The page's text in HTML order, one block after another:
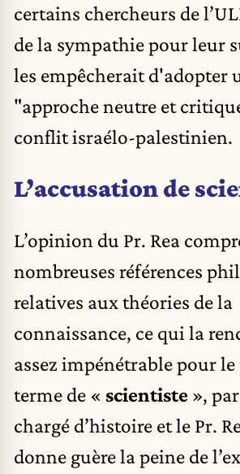
certains chercheurs de
de la sympathie pour leur
les empêcherait d'adopter
"approche neutre et
conflit israélo-palestinien.
L’accusation de
L’opinion du Pr. Rea
nombreuses références
relatives aux théories de la
connaissance, ce qui la
assez impénétrable pour
terme de « scientiste »,
chargé d’histoire et le Pr.
donne guère la peine de